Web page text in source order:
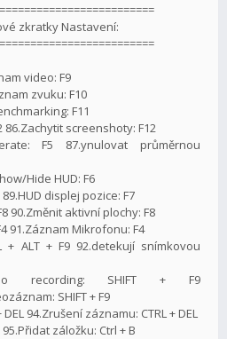
zkratky Nastavení:
video: F9
zvuku: F10
F11
86.Zachytit screenshoty: F12
F5 87.ynulovat průměrnou
Hide HUD: F6
displej pozice: F7
90.Změnit aktivní plochy: F8
91.Záznam Mikrofonu: F4
+ ALT + F9 92.detekují snímkovou
recording: SHIFT + F9
SHIFT + F9
94.Zrušení záznamu: CTRL + DEL
záložku: Ctrl + B